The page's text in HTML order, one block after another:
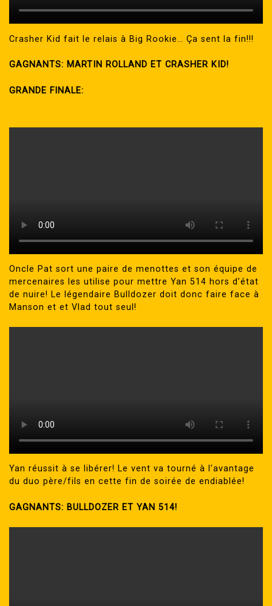
Crasher Kid fait le relais à Big Rookie… Ça sent la fin!!!
GAGNANTS: MARTIN ROLLAND ET CRASHER KID!
GRANDE FINALE:
Oncle Pat sort une paire de menottes et son équipe de
mercenaires les utilise pour mettre Yan 514 hors d’état
de nuire! Le légendaire Bulldozer doit donc faire face à
Manson et et Vlad tout seul!
Yan réussit à se libérer! Le vent va tourné à l’avantage
du duo père/fils en cette fin de soirée de endiablée!
GAGNANTS: BULLDOZER ET YAN 514!